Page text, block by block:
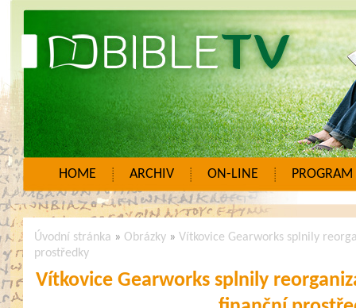
HOME ARCHIV ON-LINE PROGRAM
Úvodní stránka » Obrázky » Vítkovice Gearworks splnily
prostředky
Vítkovice Gearworks splnily